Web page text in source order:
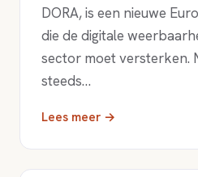
DORA, is een nieuwe
die de digitale
sector moet versterken.
steeds…
Lees meer →